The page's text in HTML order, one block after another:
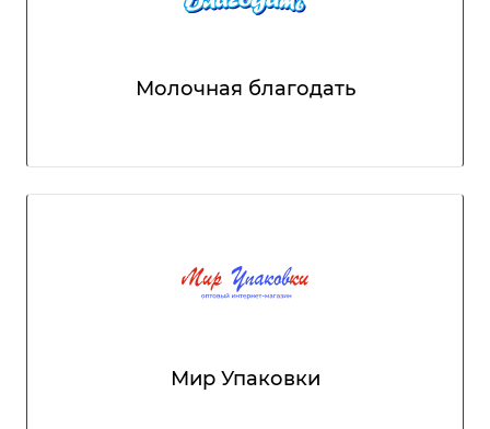
Молочная благодать
Мир Упаковки